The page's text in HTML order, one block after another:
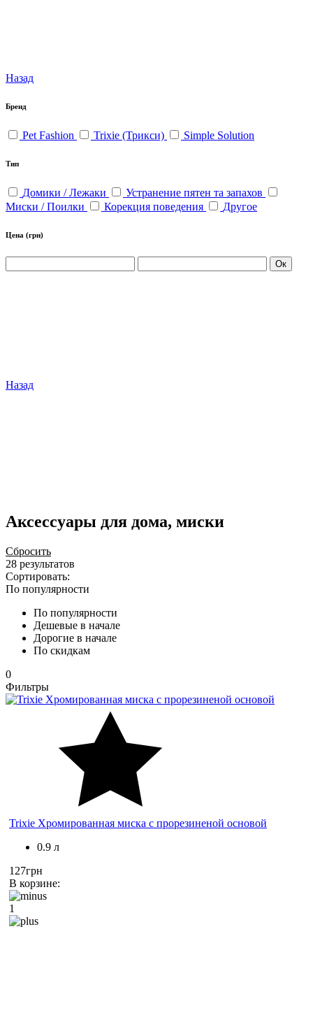
Назад
Бренд
Pet Fashion Trixie (Трикси) Simple Solution
Тип
Домики / Лежаки
Устранение пятен та запахов
Миски / Поилки
Корекция поведения Другое
Цена (грн)
Ок
Назад
Аксессуары для дома, миски
Сбросить
28 результатов
Сортировать:
По популярности
По популярности
Дешевые в начале
Дорогие в начале
По скидкам
0
Фильтры
Trixie Хромированная миска с прорезиненой основой
0.9 л
127грн
В корзине:
1